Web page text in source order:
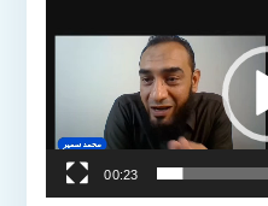
00:23